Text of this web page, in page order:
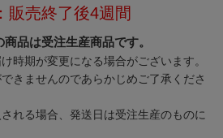
販売終了後4週間
商品は受注生産商品です。
時期が変更になる場合がございます。
きませんのであらかじめご了承くださ
れる場合、発送日は受注生産のものに